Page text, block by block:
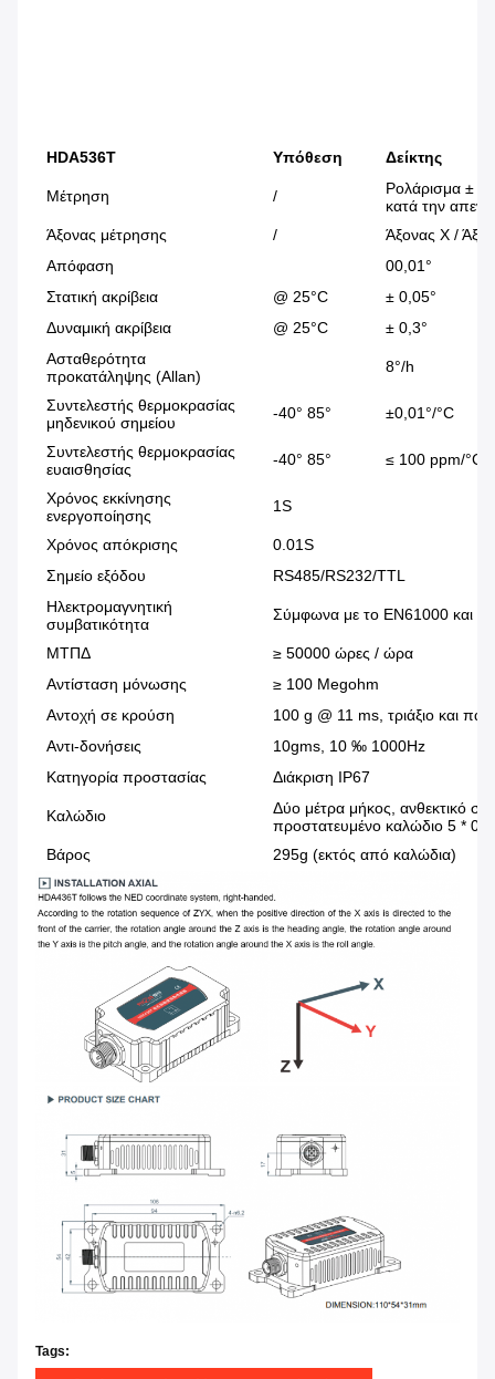
HDA536T Υπόθεση Δείκτης
Μέτρηση /
Ρολάρισμα ±
κατά την
Άξονας μέτρησης
/
Άξονας Χ /
Απόφαση
00,01°
Στατική ακρίβεια
@ 25°C
± 0,05°
Δυναμική ακρίβεια
@ 25°C
± 0,3°
Ασταθερότητα
προκατάληψης (Allan)
8°/h
Συντελεστής θερμοκρασίας
μηδενικού σημείου
-40° 85° ±0,01°/°C
Συντελεστής θερμοκρασίας
ευαισθησίας
-40° 85° ≤ 100 ppm/°C
Χρόνος εκκίνησης
ενεργοποίησης
1S
Χρόνος απόκρισης
0.01S
Σημείο εξόδου
RS485/RS232/TTL
Ηλεκτρομαγνητική
συμβατικότητα
Σύμφωνα με το EN61000 και
ΜΤΠΔ
≥ 50000 ώρες / ώρα
Αντίσταση μόνωσης
≥ 100 Megohm
Αντοχή σε κρούση
100 g @ 11 ms, τριάξιο και
Αντι-δονήσεις
10gms, 10 ‰ 1000Hz
Κατηγορία προστασίας
Διάκριση IP67
Καλώδιο
Δύο μέτρα μήκος, ανθεκτικό
προστατευμένο καλώδιο 5 *
Βάρος
295g (εκτός από καλώδια)
Tags: